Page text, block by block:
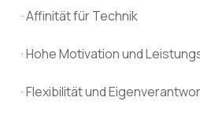
· Affinität für Technik
· Hohe Motivation und
· Flexibilität und